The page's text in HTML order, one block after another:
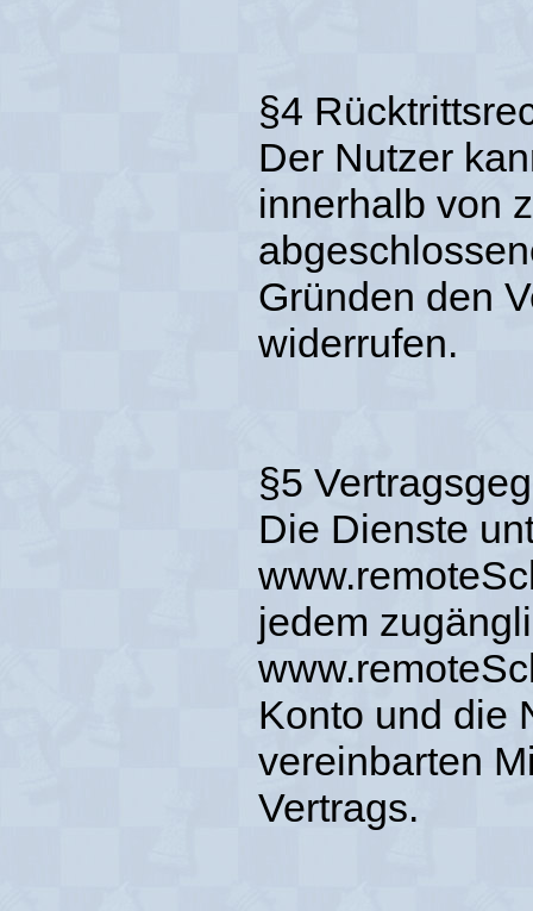
§4
Der Nutzer
innerhalb von
Gründen den
widerrufen.
§5
Die Dienste
jedem
Konto und die
vereinbarten
Vertrags.